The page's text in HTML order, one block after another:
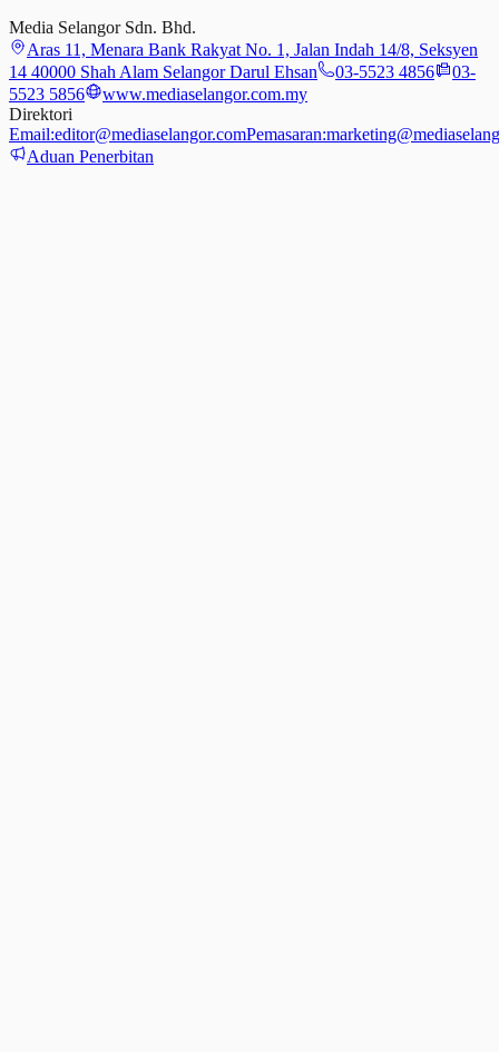
Media Selangor Sdn. Bhd.
Aras 11, Menara Bank Rakyat No. 1, Jalan Indah 14/8, Seksyen
14 40000 Shah Alam Selangor Darul Ehsan
03-5523 4856
03-
5523 5856
www.mediaselangor.com.my
Direktori
Email:editor@mediaselangor.comPemasaran:
Aduan Penerbitan